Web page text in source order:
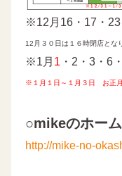
※12月16・17・23
12月３０日は１６時閉店とな
※1月 1 ・2・3・6
※ １月１日～１月３日 お正
○mikeのホー
http://mike-no-